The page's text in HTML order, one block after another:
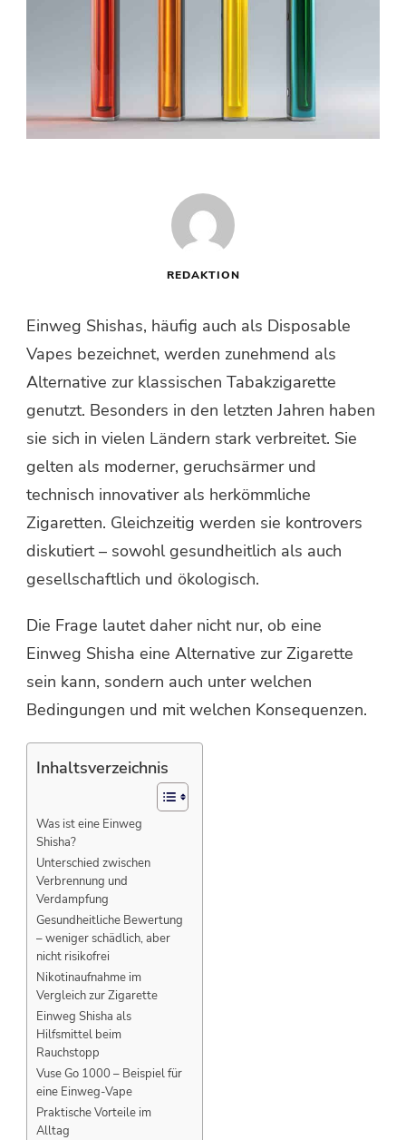
REDAKTION
Einweg Shishas, häufig auch als Disposable
Vapes bezeichnet, werden zunehmend als
Alternative zur klassischen Tabakzigarette
genutzt. Besonders in den letzten Jahren haben
sie sich in vielen Ländern stark verbreitet. Sie
gelten als moderner, geruchsärmer und
technisch innovativer als herkömmliche
Zigaretten. Gleichzeitig werden sie kontrovers
diskutiert – sowohl gesundheitlich als auch
gesellschaftlich und ökologisch.
Die Frage lautet daher nicht nur, ob eine
Einweg Shisha eine Alternative zur Zigarette
sein kann, sondern auch unter welchen
Bedingungen und mit welchen Konsequenzen.
Inhaltsverzeichnis
Was ist eine Einweg
Shisha?
Unterschied zwischen
Verbrennung und
Verdampfung
Gesundheitliche Bewertung
– weniger schädlich, aber
nicht risikofrei
Nikotinaufnahme im
Vergleich zur Zigarette
Einweg Shisha als
Hilfsmittel beim
Rauchstopp
Vuse Go 1000 – Beispiel für
eine Einweg-Vape
Praktische Vorteile im
Alltag